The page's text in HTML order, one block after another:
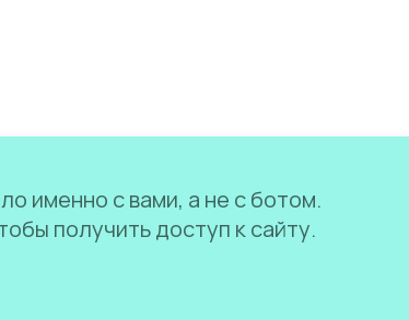
именно с вами, а не с ботом.
получить доступ к сайту.